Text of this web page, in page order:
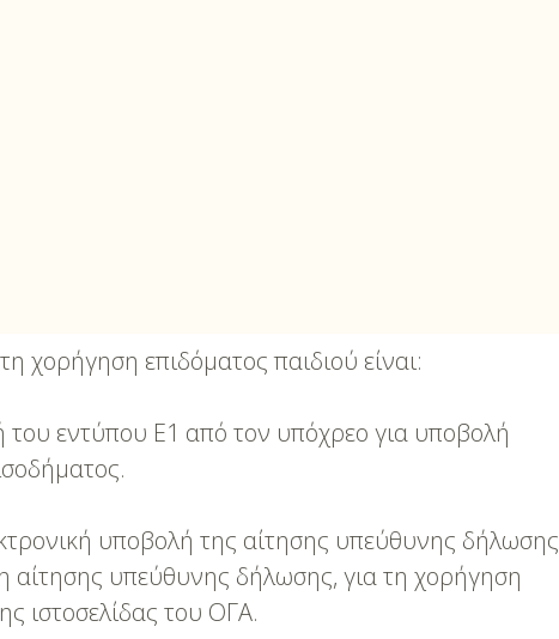
χορήγηση επιδόματος παιδιού είναι:
του εντύπου Ε1 από τον υπόχρεο για υποβολή
υποβολή της αίτησης υπεύθυνης δήλωσης
αίτησης υπεύθυνης δήλωσης, για τη χορήγηση
ιστοσελίδας του ΟΓΑ.